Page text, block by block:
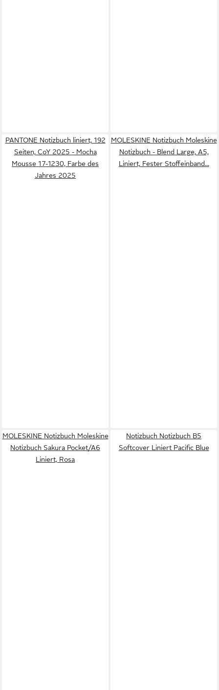
PANTONE Notizbuch liniert, 192
Seiten, CoY 2025 - Mocha
Mousse 17-1230, Farbe des
Jahres 2025
MOLESKINE Notizbuch Moleskine
Notizbuch - Blend Large, A5,
Liniert, Fester Stoffeinband...
MOLESKINE Notizbuch Moleskine
Notizbuch Sakura Pocket/A6
Liniert, Rosa
Notizbuch Notizbuch B5
Softcover Liniert Pacific Blue